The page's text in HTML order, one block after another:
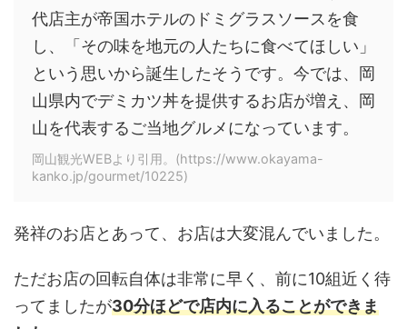
代店主が帝国ホテルのドミグラスソースを食
し、「その味を地元の人たちに食べてほしい」
という思いから誕生したそうです。今では、岡
山県内でデミカツ丼を提供するお店が増え、岡
山を代表するご当地グルメになっています。
岡山観光WEBより引用。(https://www.okayama-
kanko.jp/gourmet/10225)
発祥のお店とあって、お店は大変混んでいました。
ただお店の回転自体は非常に早く、前に10組近く待
ってましたが30分ほどで店内に入ることができま